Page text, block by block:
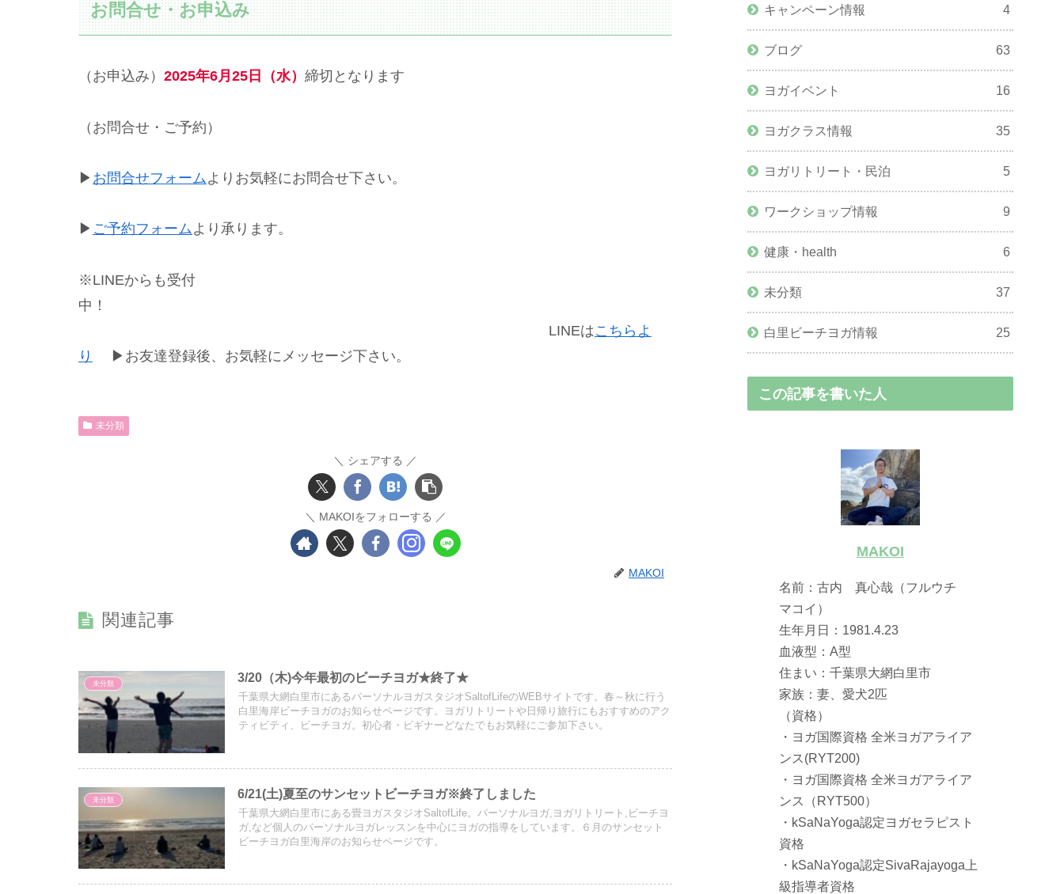
お問合せ・お申込み
（お申込み） 2025年6月25日（水） 締切となります
（お問合せ・ご予約）
▶ お問合せフォームよりお気軽にお問合せ下さい。
▶ ご予約フォームより承ります。
※LINEからも受付
中！
LINEはこちらよ
り
▶お友達登録後、お気軽にメッセージ下さい。
未分類
シェアする
MAKOIをフォローする
MAKOI
関連記事
未分類 3/20（木)今年最初のビーチヨガ★終了★
千葉県大網白里市にあるパーソナルヨガスタジオSaltofLifeのWEBサイトです。春～秋に行う
白里海岸ビーチヨガのお知らせページです。ヨガリトリートや日帰り旅行にもおすすめのアク
ティビティ、ビーチヨガ。初心者・ビギナーどなたでもお気軽にご参加下さい。
未分類 6/21(土)夏至のサンセットビーチヨガ※終了しました
千葉県大網白里市にある畳ヨガスタジオSaltofLife。パーソナルヨガ,ヨガリトリート,ビーチヨ
ガ,など個人のパーソナルヨガレッスンを中心にヨガの指導をしています。６月のサンセット
ビーチヨガ白里海岸のお知らせページです。
キャンペーン情報 4
ブログ 63
ヨガイベント 16
ヨガクラス情報 35
ヨガリトリート・民泊 5
ワークショップ情報 9
健康・health 6
未分類 37
白里ビーチヨガ情報 25
この記事を書いた人
MAKOI
名前：古内 真心哉（フルウチ
マコイ）
生年月日：1981.4.23
血液型：A型
住まい：千葉県大網白里市
家族：妻、愛犬2匹
（資格）
・ヨガ国際資格 全米ヨガアライア
ンス(RYT200)
・ヨガ国際資格 全米ヨガアライア
ンス（RYT500）
・kSaNaYoga認定ヨガセラピスト
資格
・kSaNaYoga認定SivaRajayoga上
級指導者資格